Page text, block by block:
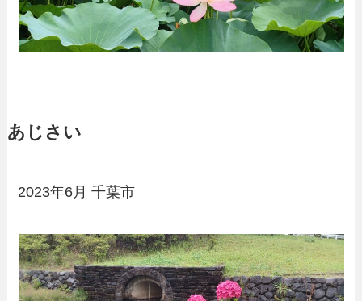
あじさい
2023年6月 千葉市